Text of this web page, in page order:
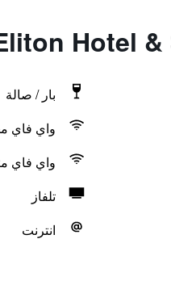
بار / صالة
واي فاي
واي فاي
تلفاز
انترنت